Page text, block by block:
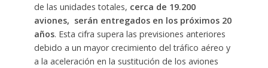
de las unidades totales, cerca de 19.200
aviones, serán entregados en los próximos 20
años. Esta cifra supera las previsiones anteriores
debido a un mayor crecimiento del tráfico aéreo y
a la aceleración en la sustitución de los aviones